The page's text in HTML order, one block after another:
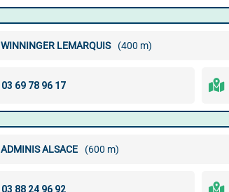
WINNINGER LEMARQUIS (400 m)
ADMINIS ALSACE (600 m)